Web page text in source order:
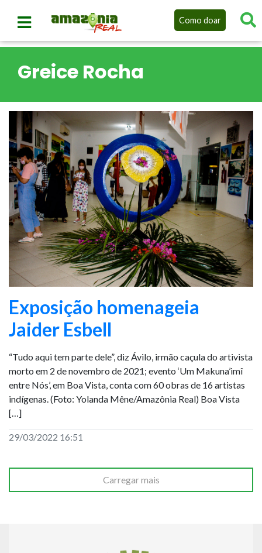
Como doar
Greice Rocha
Exposição homenageia
Jaider Esbell
“Tudo aqui tem parte dele”, diz Ávilo, irmão caçula do artivista
morto em 2 de novembro de 2021; evento ‘Um Makuna’imî
entre Nós’, em Boa Vista, conta com 60 obras de 16 artistas
indígenas. (Foto: Yolanda Mêne/Amazônia Real) Boa Vista
[…]
29/03/2022 16:51
Carregar mais